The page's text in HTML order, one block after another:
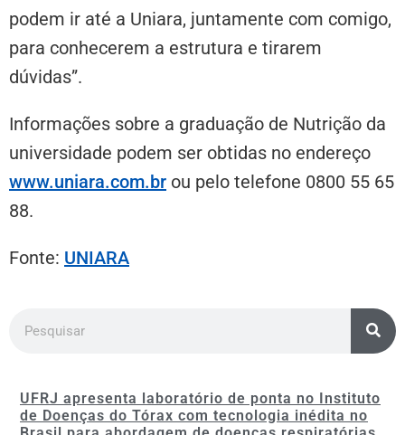
podem ir até a Uniara, juntamente com comigo,
para conhecerem a estrutura e tirarem
dúvidas”.
Informações sobre a graduação de Nutrição da
universidade podem ser obtidas no endereço
www.uniara.com.br ou pelo telefone 0800 55 65
88.
Fonte: UNIARA
UFRJ apresenta laboratório de ponta no Instituto
de Doenças do Tórax com tecnologia inédita no